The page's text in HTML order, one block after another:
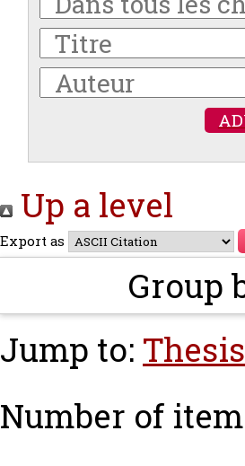
Up a level
Export as
Group
Jump to: Thesis
Number of